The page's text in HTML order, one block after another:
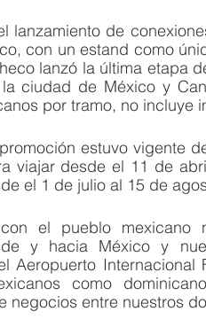
lanzamiento de
con un estand como
lanzó la última etapa
ciudad de México y
por tramo, no incluye
estuvo vigente
viajar desde el 11 de
el 1 de julio al 15 de
con el pueblo
y hacia México y
Aeropuerto
como
negocios entre nuestros